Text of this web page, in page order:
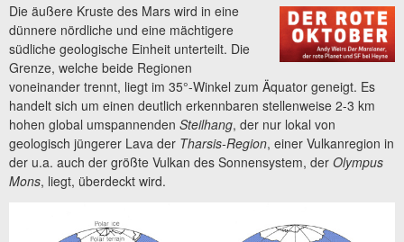
Die äußere Kruste des Mars wird in eine
dünnere nördliche und eine mächtigere
südliche geologische Einheit unterteilt. Die
Grenze, welche beide Regionen
voneinander trennt, liegt im 35°-Winkel zum Äquator geneigt. Es
handelt sich um einen deutlich erkennbaren stellenweise 2-3 km
hohen global umspannenden Steilhang, der nur lokal von
geologisch jüngerer Lava der Tharsis-Region, einer Vulkanregion in
der u.a. auch der größte Vulkan des Sonnensystem, der Olympus
Mons, liegt, überdeckt wird.